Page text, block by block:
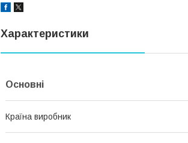
Характеристики
Основні
Країна виробник